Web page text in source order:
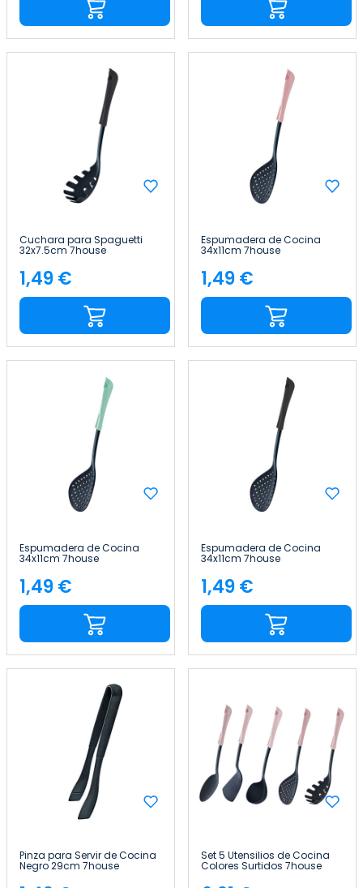
Cuchara para Spaguetti
32x7.5cm 7house
Precio
1,49 €
Espumadera de Cocina
34x11cm 7house
Precio
1,49 €
Espumadera de Cocina
34x11cm 7house
Precio
1,49 €
Espumadera de Cocina
34x11cm 7house
Precio
1,49 €
Pinza para Servir de Cocina
Negro 29cm 7house
Set 5 Utensilios de Cocina
Colores Surtidos 7house